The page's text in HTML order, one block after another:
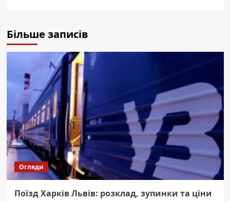
Більше записів
Огляди
Поїзд Харків Львів: розклад, зупинки та ціни